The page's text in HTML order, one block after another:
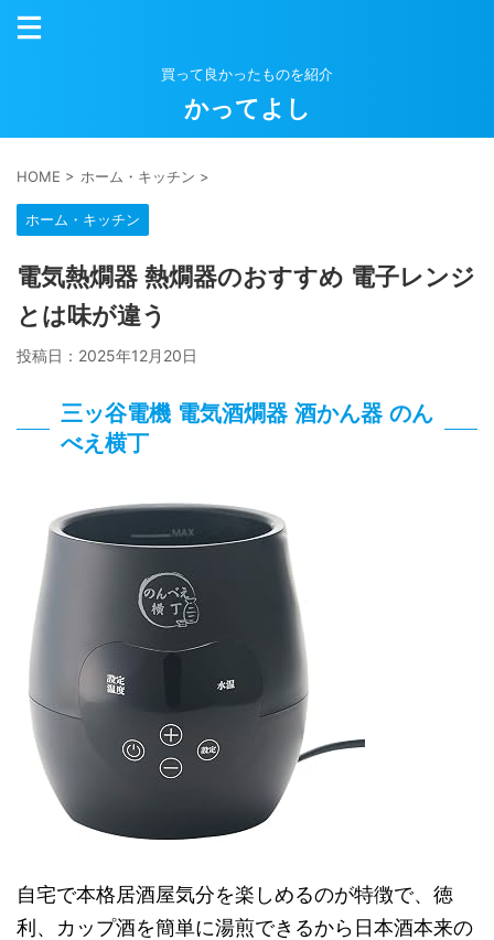
買って良かったものを紹介
かってよし
HOME > ホーム・キッチン >
ホーム・キッチン
電気熱燗器 熱燗器のおすすめ 電子レンジ
とは味が違う
投稿日： 2025年12月20日
三ッ谷電機 電気酒燗器 酒かん器 のん
べえ横丁
自宅で本格居酒屋気分を楽しめるのが特徴で、徳
利、カップ酒を簡単に湯煎できるから日本酒本来の